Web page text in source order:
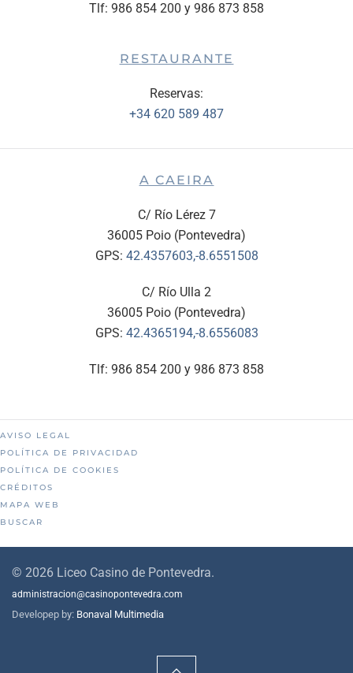
Tlf: 986 854 200 y 986 873 858
RESTAURANTE
Reservas:
+34 620 589 487
A CAEIRA
C/ Río Lérez 7
36005 Poio (Pontevedra)
GPS: 42.4357603,-8.6551508
C/ Río Ulla 2
36005 Poio (Pontevedra)
GPS: 42.4365194,-8.6556083
Tlf: 986 854 200 y 986 873 858
AVISO LEGAL
POLÍTICA DE PRIVACIDAD
POLÍTICA DE COOKIES
CRÉDITOS
MAPA WEB
BUSCAR
© 2026 Liceo Casino de Pontevedra.
administracion@casinopontevedra.com
Developep by: Bonaval Multimedia